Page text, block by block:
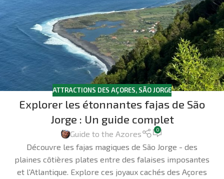
ATTRACTIONS DES AÇORES, SÃO JORGE
Explorer les étonnantes fajas de São
Jorge : Un guide complet
Guide to the Azores 0
Découvre les fajas magiques de São Jorge - des
plaines côtières plates entre des falaises imposantes
et l'Atlantique. Explore ces joyaux cachés des Açores